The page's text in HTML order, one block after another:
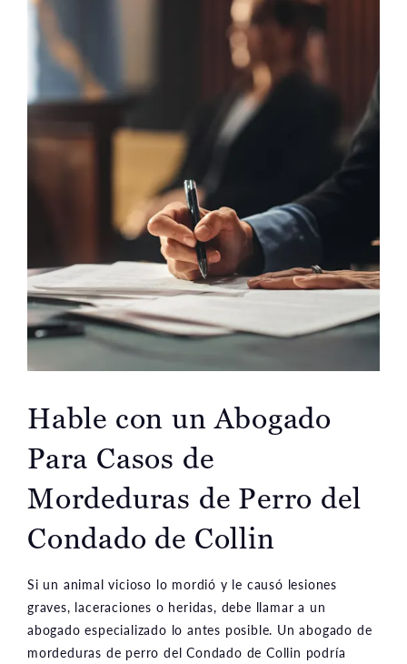
Hable con un Abogado
Para Casos de
Mordeduras de Perro del
Condado de Collin
Si un animal vicioso lo mordió y le causó lesiones
graves, laceraciones o heridas, debe llamar a un
abogado especializado lo antes posible. Un abogado de
mordeduras de perro del Condado de Collin podría